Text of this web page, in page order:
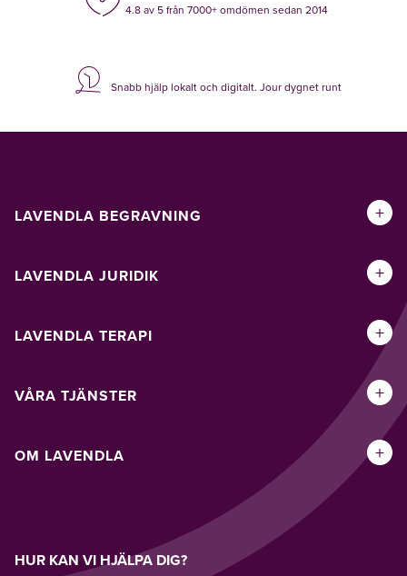
4.8 av 5 från 7000+ omdömen sedan 2014
Snabb hjälp lokalt och digitalt. Jour dygnet runt
LAVENDLA BEGRAVNING +
LAVENDLA JURIDIK +
LAVENDLA TERAPI +
VÅRA TJÄNSTER +
OM LAVENDLA +
HUR KAN VI HJÄLPA DIG?